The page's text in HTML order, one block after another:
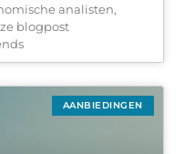
analisten,
blogpost
AANBIEDINGEN